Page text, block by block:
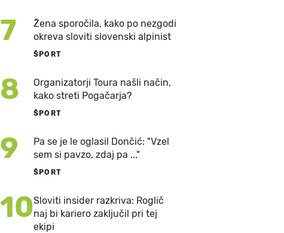
7
Žena sporočila, kako po nezgodi
okreva sloviti slovenski alpinist
ŠPORT
8
Organizatorji Toura našli način,
kako streti Pogačarja?
ŠPORT
9
Pa se je le oglasil Dončić: "Vzel
sem si pavzo, zdaj pa ..."
ŠPORT
10Sloviti insider razkriva: Roglič
naj bi kariero zaključil pri tej
ekipi